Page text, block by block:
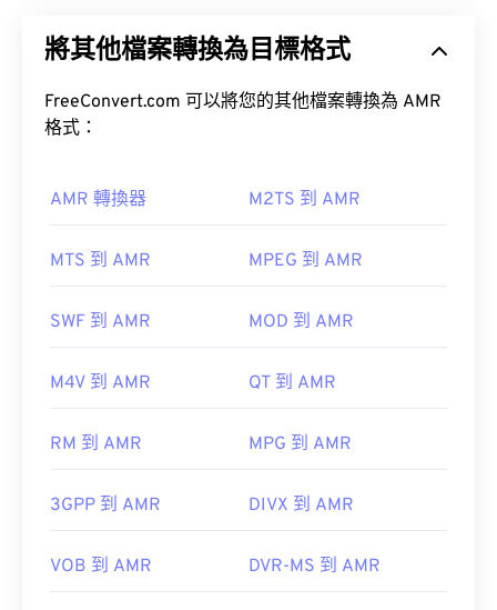
如何開啟 MP4 檔案？
MP4 檔案會在作業系統的預設視訊播放器中開啟。
只需雙擊該文件即可開啟。無需第三方軟體。
啟。在 Mac 系統中，它會在QuickTime
在某些裝置上，尤其是行動裝置上，開啟這種檔案類
器，因此，當檔案無法開啟時，通常表示容器中的資
容。
開發者： 運動影像專家小組 (MPEG)
初始發布：1999
此非常適合語音錄製和廣播。
全球行動通訊系統 (GSM)
通用行動通訊系
統 (UMTS)
如何開啟 AMR 檔案？
由於 AMR 檔案經常用於手機，包括彩信，因此大多
開發者： 第三代合作夥伴計畫 (3GPP)
將其他檔案轉換為目標格式
FreeConvert.com 可以將您的其他檔案轉換為 AMR
格式：
AMR 轉換器 M2TS 到 AMR
MTS 到 AMR MPEG 到 AMR
SWF 到 AMR MOD 到 AMR
M4V 到 AMR QT 到 AMR
RM 到 AMR MPG 到 AMR
3GPP 到 AMR DIVX 到 AMR
VOB 到 AMR DVR-MS 到 AMR